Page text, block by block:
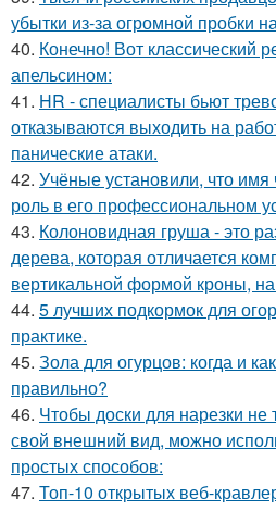
убытки из-за огромной пробки
40. Конечно! Вот классический
апельсином:
41. HR - специалисты бьют
отказываются выходить на
панические атаки.
42. Учёные установили, что
роль в его профессиональном
43. Колоновидная груша - это
дерева, которая отличается
вертикальной формой кроны,
44. 5 лучших подкормок для
практике.
45. Зола для огурцов: когда и
правильно?
46. Чтобы доски для нарезки не
свой внешний вид, можно
простых способов:
47. Топ-10 открытых веб-